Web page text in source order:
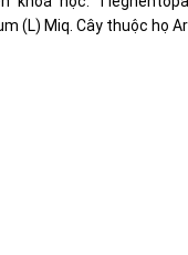
(L) Miq. Cây thuộc họ